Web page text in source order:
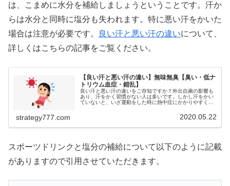
は、こまめに水分を補給しましょうということです。汗か
らは水分と同時に塩分も失われます。特に悪い汗をかいた
場合は注意が必要です。
良い汗と悪い汗の違いについて、
詳しくはこちらの記事をご覧ください。
【良い汗と悪い汗の違い】無味無臭【臭い・低ナ
トリウム血症・錯乱】
良い汗と悪い汗の違いをご存知ですか？外出自粛の影響も
あり、汗をかく習慣がない人は多いです。しかし汗をかい
ていないと、いざ運動をした時に熱中症にかかりやすくな
strategy777.com 2020.05.22
スポーツドリンクと塩分の補給について以下のように記載
がありますので引用させていただきます。